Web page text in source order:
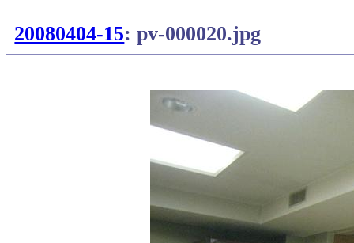
20080404-15: pv-000020.jpg